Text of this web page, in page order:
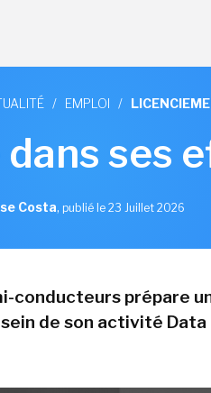
/ EMPLOI /
ses
Costa, publié le 23 Juillet 2026
conducteurs prépare
de son activité Data